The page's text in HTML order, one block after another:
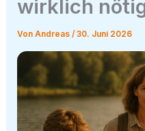
wirklich
VonAndreas/30. Juni 2026